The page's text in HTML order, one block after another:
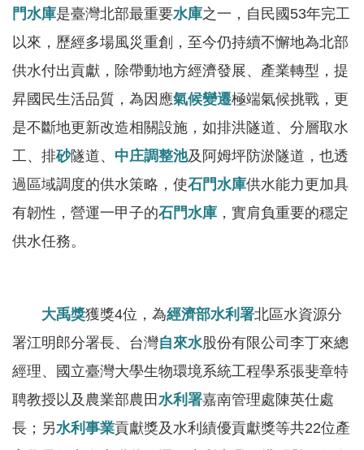
English
RSS
動
交
流
專
屬
府
網
資
料
門水庫是臺灣北部最重要水庫之一，自民國53年完工
以來，歷經多場風災重創，至今仍持續不懈地為北部
供水付出貢獻，除帶動地方經濟發展、產業轉型，提
昇國民生活品質，為因應氣候變遷極端氣候挑戰，更
是不斷地更新改造相關設施，如排洪隧道、分層取水
工、排砂隧道、 中庄調整池及阿姆坪防淤隧道，也透
過區域調度的供水策略，使石門水庫供水能力更加具
有韌性，營運一甲子的石門水庫 ，實肩負重要的穩定
供水任務。
大禹獎獲獎4位，為經濟部水利署北區水資源分
署江明郎分署長、台灣自來水股份有限公司李丁來總
經理、國立臺灣大學生物環境系統工程學系張斐章特
聘教授以及農業部農田 水利署嘉南管理處陳英仕處
長；另水利事業貢獻獎及水利績優貢獻獎等共22位產